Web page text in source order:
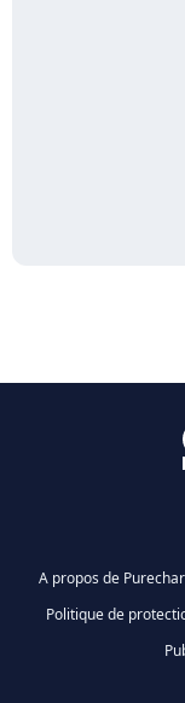
A propos de
Politique de